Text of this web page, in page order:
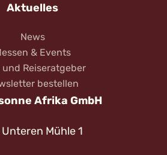
Aktuelles
News
& Events
und Reiseratgeber
bestellen
Afrika GmbH
Mühle 1